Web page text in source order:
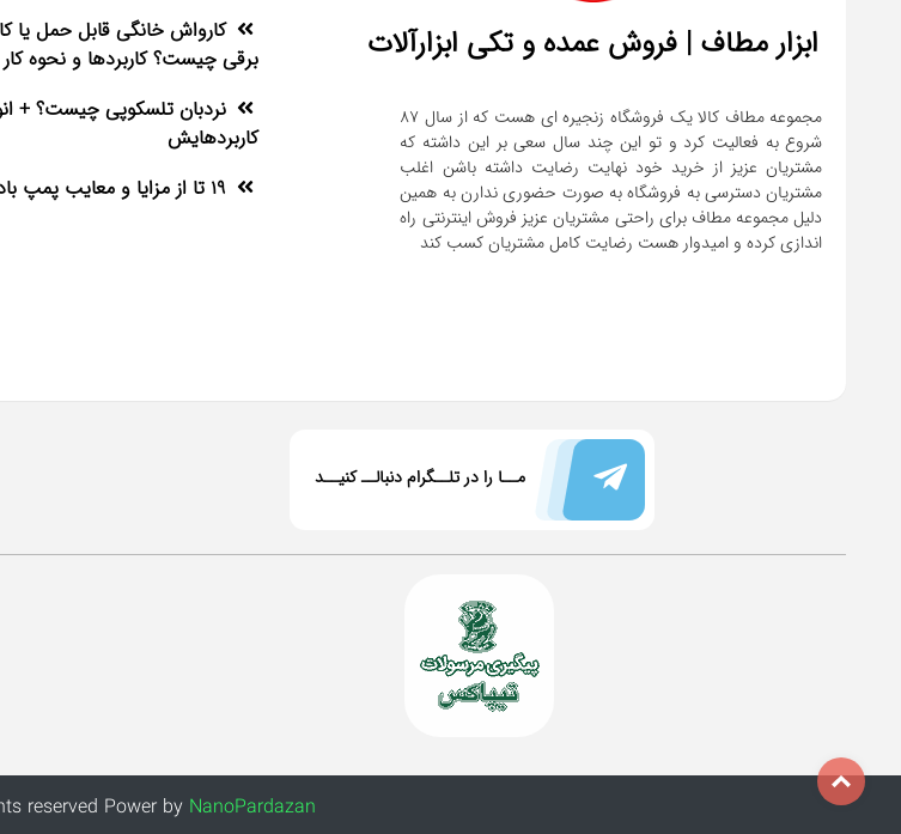
ابزار مطاف | فروش عمده و تکی ابزارآلات
مجموعه مطاف کالا یک فروشگاه زنجیره ای هست که از سال ۸۷
شروع به فعالیت کرد و تو این چند سال سعی بر این داشته که
مشتریان عزیز از خرید خود نهایت رضایت داشته باشن اغلب
مشتریان دسترسی به فروشگاه به صورت حضوری ندارن به همین
دلیل مجموعه مطاف برای راحتی مشتریان عزیز فروش اینترنتی راه
اندازی کرده و امیدوار هست رضایت کامل مشتریان کسب کند
کارواش خانگی قابل حمل یا
برقی چیست؟ کاربردها و نحوه کار
نردبان تلسکوپی چیست؟ +
کاربردهایش
19 تا از مزایا و معایب پمپ باد فندکی
مــا را در تلــگرام دنبالــ کنیــد
reserved Power by NanoPardazan